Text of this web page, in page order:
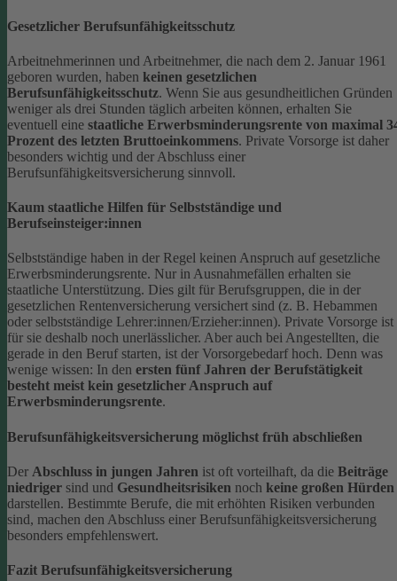
Gesetzlicher Berufsunfähigkeitsschutz
Arbeitnehmerinnen und Arbeitnehmer, die nach dem 2. Januar 1961
geboren wurden, haben keinen gesetzlichen
Berufsunfähigkeitsschutz. Wenn Sie aus gesundheitlichen Gründen
weniger als drei Stunden täglich arbeiten können, erhalten Sie
eventuell eine staatliche Erwerbsminderungsrente von maximal
Prozent des letzten Bruttoeinkommens. Private Vorsorge ist daher
besonders wichtig und der Abschluss einer
Berufsunfähigkeitsversicherung sinnvoll.
Kaum staatliche Hilfen für Selbstständige und
Berufseinsteiger:innen
Selbstständige haben in der Regel keinen Anspruch auf gesetzliche
Erwerbsminderungsrente. Nur in Ausnahmefällen erhalten sie
staatliche Unterstützung. Dies gilt für Berufsgruppen, die in der
gesetzlichen Rentenversicherung versichert sind (z. B. Hebammen
oder selbstständige Lehrer:innen/Erzieher:innen). Private Vorsorge ist
für sie deshalb noch unerlässlicher. Aber auch bei Angestellten, die
gerade in den Beruf starten, ist der Vorsorgebedarf hoch. Denn was
wenige wissen: In den ersten fünf Jahren der Berufstätigkeit
besteht meist kein gesetzlicher Anspruch auf
Erwerbsminderungsrente.
Berufsunfähigkeitsversicherung möglichst früh abschließen
Der Abschluss in jungen Jahren ist oft vorteilhaft, da die Beiträge
niedriger sind und Gesundheitsrisiken noch keine großen Hürden
darstellen. Bestimmte Berufe, die mit erhöhten Risiken verbunden
sind, machen den Abschluss einer Berufsunfähigkeitsversicherung
besonders empfehlenswert.
Fazit Berufsunfähigkeitsversicherung